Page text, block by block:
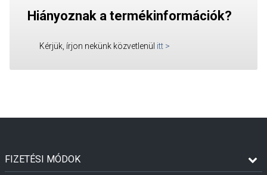
Hiányoznak a termékinformációk?
Kérjük, írjon nekünk közvetlenül itt >
FIZETÉSI MÓDOK